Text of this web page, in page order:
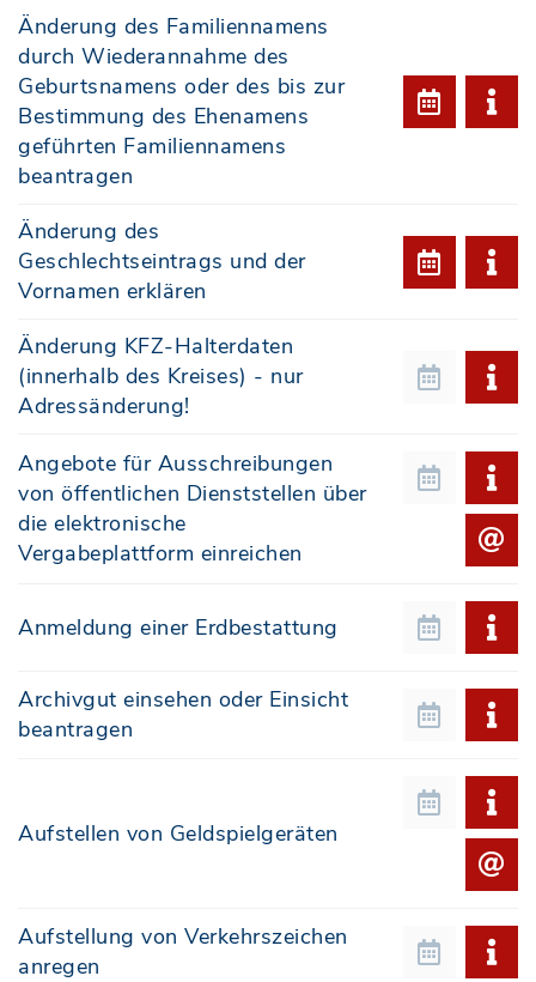
Änderung des Familiennamens
durch Wiederannahme des
Geburtsnamens oder des bis zur
Bestimmung des Ehenamens
geführten Familiennamens
beantragen
Änderung des
Geschlechtseintrags und der
Vornamen erklären
Änderung KFZ-Halterdaten
(innerhalb des Kreises) - nur
Adressänderung!
Angebote für Ausschreibungen
von öffentlichen Dienststellen über
die elektronische
Vergabeplattform einreichen
Anmeldung einer Erdbestattung
Archivgut einsehen oder Einsicht
beantragen
Aufstellen von Geldspielgeräten
Aufstellung von Verkehrszeichen
anregen